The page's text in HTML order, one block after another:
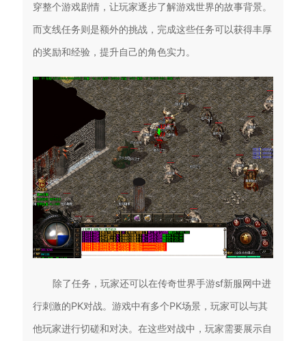
穿整个游戏剧情，让玩家逐步了解游戏世界的故事背景。
而支线任务则是额外的挑战，完成这些任务可以获得丰厚
的奖励和经验，提升自己的角色实力。
除了任务，玩家还可以在传奇世界手游sf新服网中进
行刺激的PK对战。游戏中有多个PK场景，玩家可以与其
他玩家进行切磋和对决。在这些对战中，玩家需要展示自